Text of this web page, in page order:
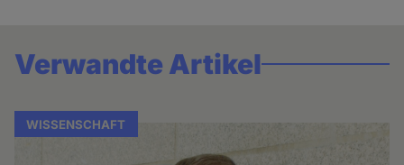
Verwandte Artikel
WISSENSCHAFT